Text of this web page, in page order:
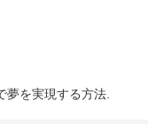
夢を実現する方法.